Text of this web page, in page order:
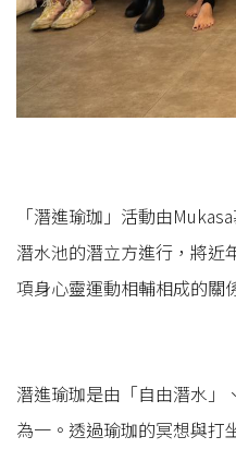
「潛進瑜珈」活動由
潛水池的潛立方進行，將近
項身心靈運動相輔相成的關
潛進瑜珈是由「自由潛水」
為一。透過瑜珈的冥想與打